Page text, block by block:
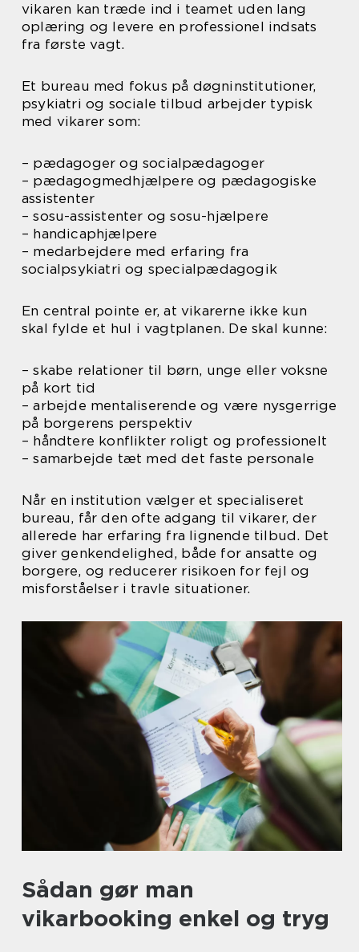
vikaren kan træde ind i teamet uden lang
oplæring og levere en professionel indsats
fra første vagt.
Et bureau med fokus på døgninstitutioner,
psykiatri og sociale tilbud arbejder typisk
med vikarer som:
– pædagoger og socialpædagoger
– pædagogmedhjælpere og pædagogiske
assistenter
– sosu-assistenter og sosu-hjælpere
– handicaphjælpere
– medarbejdere med erfaring fra
socialpsykiatri og specialpædagogik
En central pointe er, at vikarerne ikke kun
skal fylde et hul i vagtplanen. De skal kunne:
– skabe relationer til børn, unge eller voksne
på kort tid
– arbejde mentaliserende og være nysgerrige
på borgerens perspektiv
– håndtere konflikter roligt og professionelt
– samarbejde tæt med det faste personale
Når en institution vælger et specialiseret
bureau, får den ofte adgang til vikarer, der
allerede har erfaring fra lignende tilbud. Det
giver genkendelighed, både for ansatte og
borgere, og reducerer risikoen for fejl og
misforståelser i travle situationer.
Sådan gør man
vikarbooking enkel og tryg